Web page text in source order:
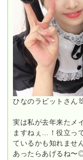
ひなのラビットさん
実は私が去年来たメ
ますねぇ…！役立っ
ているかも知れませ
あったらあげるね〜